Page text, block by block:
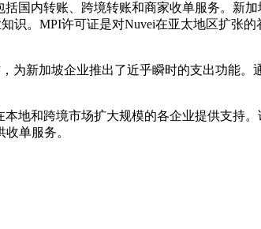
国内转账、跨境转账和商家收单服务。新
识。MPI许可证是对Nuvei在亚太地区扩张
为新加坡企业推出了近乎瞬时的支出功能
地和跨境市场扩大规模的各企业提供支持
单服务。